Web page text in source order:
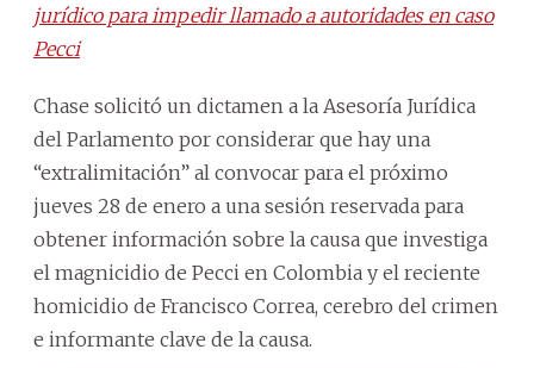
jurídico para impedir llamado a autoridades en caso
Pecci
Chase solicitó un dictamen a la Asesoría Jurídica
del Parlamento por considerar que hay una
“extralimitación” al convocar para el próximo
jueves 28 de enero a una sesión reservada para
obtener información sobre la causa que investiga
el magnicidio de Pecci en Colombia y el reciente
homicidio de Francisco Correa, cerebro del crimen
e informante clave de la causa.